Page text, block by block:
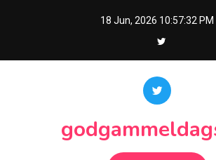
18 Jun, 2026 10:57:34 PM